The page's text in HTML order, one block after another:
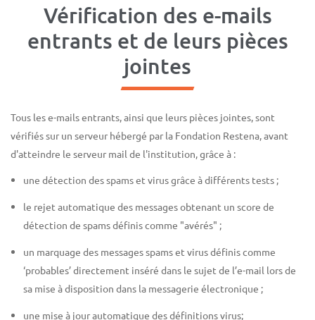
Vérification des e-mails
entrants et de leurs pièces
jointes
Tous les e-mails entrants, ainsi que leurs pièces jointes, sont
vérifiés sur un serveur hébergé par la Fondation Restena, avant
d'atteindre le serveur mail de l'institution, grâce à :
une détection des spams et virus grâce à différents tests ;
le rejet automatique des messages obtenant un score de
détection de spams définis comme "avérés" ;
un marquage des messages spams et virus définis comme
‘probables’ directement inséré dans le sujet de l’e-mail lors de
sa mise à disposition dans la messagerie électronique ;
une mise à jour automatique des définitions virus;